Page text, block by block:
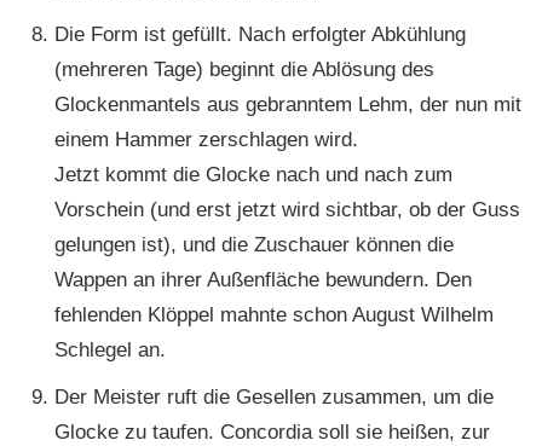
Die Form ist gefüllt. Nach erfolgter Abkühlung
(mehreren Tage) beginnt die Ablösung des
Glockenmantels aus gebranntem Lehm, der nun mit
einem Hammer zerschlagen wird.
Jetzt kommt die Glocke nach und nach zum
Vorschein (und erst jetzt wird sichtbar, ob der Guss
gelungen ist), und die Zuschauer können die
Wappen an ihrer Außenfläche bewundern. Den
fehlenden Klöppel mahnte schon August Wilhelm
Schlegel an.
Der Meister ruft die Gesellen zusammen, um die
Glocke zu taufen. Concordia soll sie heißen, zur